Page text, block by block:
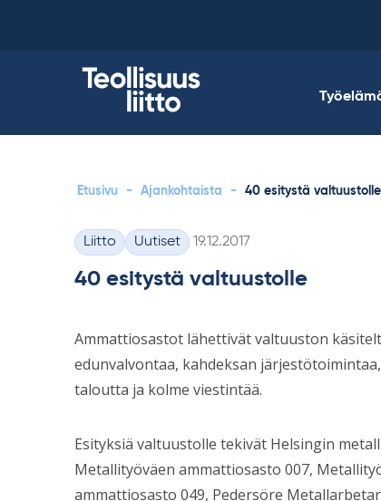
Etusivu - Ajankohtaista - 40 esitystä valtuustolle
Kategoriat
Liitto Uutiset Kirjoitettu
19.12.2017
40 esitystä valtuustolle
Ammattiosastot lähettivät valtuuston
edunvalvontaa, kahdeksan
taloutta ja kolme viestintää.
Esityksiä valtuustolle tekivät Helsingin
Metallityöväen ammattiosasto 007,
ammattiosasto 049, Pedersöre